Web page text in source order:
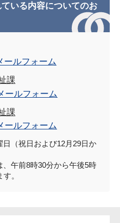
いる内容についてのお
ールフォーム
課
ールフォーム
課
ールフォーム
（祝日および12月29日か
午前8時30分から午後5時
。